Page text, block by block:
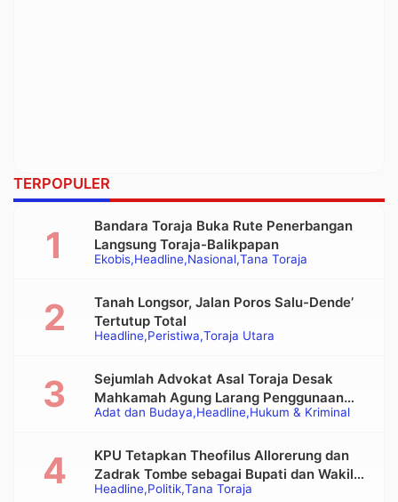
TERPOPULER
Ekobis Headline Nasional Tana Toraja
Bandara Toraja Buka Rute Penerbangan
Langsung Toraja-Balikpapan
Headline Peristiwa Toraja Utara
Tanah Longsor, Jalan Poros Salu-Dende’
Tertutup Total
Adat dan Budaya Headline Hukum & Kriminal
Sejumlah Advokat Asal Toraja Desak
Mahkamah Agung Larang Penggunaan
Alat Berat pada Eksekusi Rumah Adat
Headline Politik Tana Toraja
KPU Tetapkan Theofilus Allorerung dan
Zadrak Tombe sebagai Bupati dan Wakil
Bupati Tana Toraja Terpilih